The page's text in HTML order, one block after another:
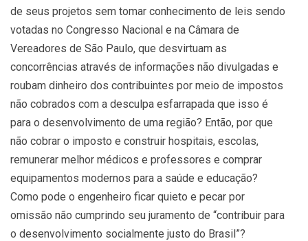
de seus projetos sem tomar conhecimento de leis sendo
votadas no Congresso Nacional e na Câmara de
Vereadores de São Paulo, que desvirtuam as
concorrências através de informações não divulgadas e
roubam dinheiro dos contribuintes por meio de impostos
não cobrados com a desculpa esfarrapada que isso é
para o desenvolvimento de uma região? Então, por que
não cobrar o imposto e construir hospitais, escolas,
remunerar melhor médicos e professores e comprar
equipamentos modernos para a saúde e educação?
Como pode o engenheiro ficar quieto e pecar por
omissão não cumprindo seu juramento de “contribuir para
o desenvolvimento socialmente justo do Brasil”?